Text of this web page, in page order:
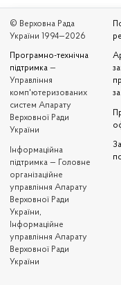
© Верховна Рада
України 1994—2026
Програмно-технічна
підтримка —
Управління
комп'ютеризованих
систем Апарату
Верховної Ради
України
Iнформаційна
підтримка — Головне
організаційне
управління Апарату
Верховної Ради
України,
Інформаційне
управління Апарату
Верховної Ради
України